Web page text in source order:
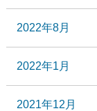
2022年8月
2022年1月
2021年12月